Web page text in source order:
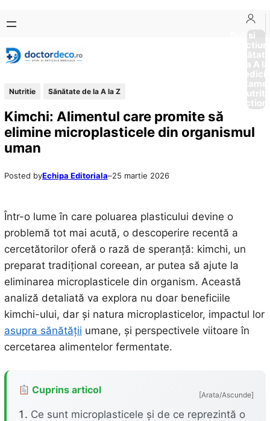
conținut
content
Boli si
Afectiuni
Sănătate
de la A
Nutritie Sănătate de la A la Z
Kimchi: Alimentul care promite să
elimine microplasticele din organismul
uman
Posted byEchipa Editoriala–25 martie 2026
Într-o lume în care poluarea plasticului devine o
problemă tot mai acută, o descoperire recentă a
cercetătorilor oferă o rază de speranță: kimchi, un
preparat tradițional coreean, ar putea să ajute la
eliminarea microplasticele din organism. Această
analiză detaliată va explora nu doar beneficiile
kimchi-ului, dar și natura microplasticelor, impactul lor
asupra sănătății umane, și perspectivele viitoare în
cercetarea alimentelor fermentate.
Cuprins articol [Arata/Ascunde]
Ce sunt microplasticele și de ce reprezintă o